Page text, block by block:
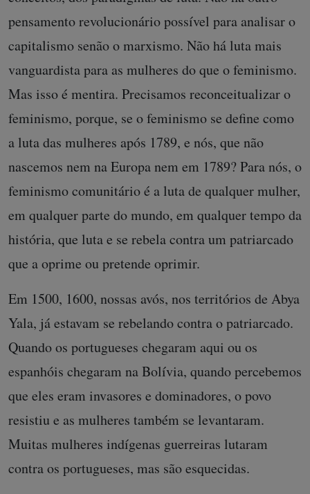
pensamento revolucionário possível para analisar o
capitalismo senão o marxismo. Não há luta mais
vanguardista para as mulheres do que o feminismo.
Mas isso é mentira. Precisamos reconceitualizar o
feminismo, porque, se o feminismo se define como
a luta das mulheres após 1789, e nós, que não
nascemos nem na Europa nem em 1789? Para nós, o
feminismo comunitário é a luta de qualquer mulher,
em qualquer parte do mundo, em qualquer tempo da
história, que luta e se rebela contra um patriarcado
que a oprime ou pretende oprimir.
Em 1500, 1600, nossas avós, nos territórios de Abya
Yala, já estavam se rebelando contra o patriarcado.
Quando os portugueses chegaram aqui ou os
espanhóis chegaram na Bolívia, quando percebemos
que eles eram invasores e dominadores, o povo
resistiu e as mulheres também se levantaram.
Muitas mulheres indígenas guerreiras lutaram
contra os portugueses, mas são esquecidas.